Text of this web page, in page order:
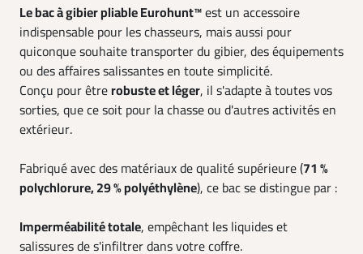
Le bac à gibier pliable Eurohunt™est un accessoire
indispensable pour les chasseurs, mais aussi pour
quiconque souhaite transporter du gibier, des équipements
ou des affaires salissantes en toute simplicité.
Conçu pour êtrerobuste et léger, il s'adapte à toutes vos
sorties, que ce soit pour la chasse ou d'autres activités en
extérieur.
Fabriqué avec des matériaux de qualité supérieure (71 %
polychlorure, 29 % polyéthylène), ce bac se distingue par :
Imperméabilité totale, empêchant les liquides et
salissures de s'infiltrer dans votre coffre.